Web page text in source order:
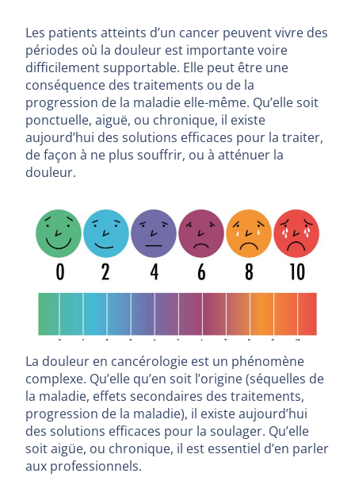
Les patients atteints d’un cancer peuvent vivre des
périodes où la douleur est importante voire
difficilement supportable. Elle peut être une
conséquence des traitements ou de la
progression de la maladie elle-même. Qu’elle soit
ponctuelle, aiguë, ou chronique, il existe
aujourd’hui des solutions efficaces pour la traiter,
de façon à ne plus souffrir, ou à atténuer la
douleur.
La douleur en cancérologie est un phénomène
complexe. Qu’elle qu’en soit l’origine (séquelles de
la maladie, effets secondaires des traitements,
progression de la maladie), il existe aujourd’hui
des solutions efficaces pour la soulager. Qu’elle
soit aigüe, ou chronique, il est essentiel d’en parler
aux professionnels.